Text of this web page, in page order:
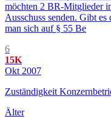
möchten 2 BR-Mitglieder
Ausschuss senden. Gibt
man sich auf § 55 Be
6
15K
Okt 2007
Zuständigkeit
Älter